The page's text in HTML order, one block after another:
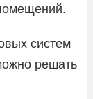
систем
решать